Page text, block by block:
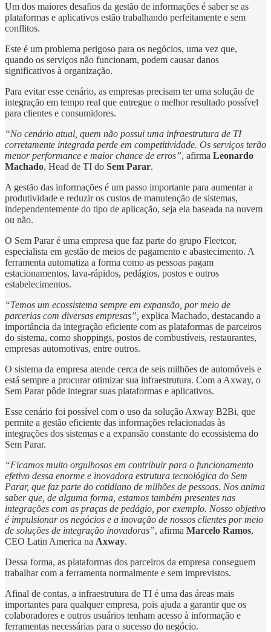
Um dos maiores desafios da gestão de informações é saber se as
plataformas e aplicativos estão trabalhando perfeitamente e sem
conflitos.
Este é um problema perigoso para os negócios, uma vez que,
quando os serviços não funcionam, podem causar danos
significativos à organização.
Para evitar esse cenário, as empresas precisam ter uma solução de
integração em tempo real que entregue o melhor resultado possível
para clientes e consumidores.
“No cenário atual, quem não possui uma infraestrutura de TI
corretamente integrada perde em competitividade. Os serviços terão
menor performance e maior chance de erros”, afirma Leonardo
Machado, Head de TI do Sem Parar.
A gestão das informações é um passo importante para aumentar a
produtividade e reduzir os custos de manutenção de sistemas,
independentemente do tipo de aplicação, seja ela baseada na nuvem
ou não.
O Sem Parar é uma empresa que faz parte do grupo Fleetcor,
especialista em gestão de meios de pagamento e abastecimento. A
ferramenta automatiza a forma como as pessoas pagam
estacionamentos, lava-rápidos, pedágios, postos e outros
estabelecimentos.
“Temos um ecossistema sempre em expansão, por meio de
parcerias com diversas empresas”, explica Machado, destacando a
importância da integração eficiente com as plataformas de parceiros
do sistema, como shoppings, postos de combustíveis, restaurantes,
empresas automotivas, entre outros.
O sistema da empresa atende cerca de seis milhões de automóveis e
está sempre a procurar otimizar sua infraestrutura. Com a Axway, o
Sem Parar pôde integrar suas plataformas e aplicativos.
Esse cenário foi possível com o uso da solução Axway B2Bi, que
permite a gestão eficiente das informações relacionadas às
integrações dos sistemas e a expansão constante do ecossistema do
Sem Parar.
“Ficamos muito orgulhosos em contribuir para o funcionamento
efetivo dessa enorme e inovadora estrutura tecnológica do Sem
Parar, que faz parte do cotidiano de milhões de pessoas. Nos anima
saber que, de alguma forma, estamos também presentes nas
integrações com as praças de pedágio, por exemplo. Nosso objetivo
é impulsionar os negócios e a inovação de nossos clientes por meio
de soluções de integração inovadoras”, afirma Marcelo Ramos,
CEO Latin America na Axway.
Dessa forma, as plataformas dos parceiros da empresa conseguem
trabalhar com a ferramenta normalmente e sem imprevistos.
Afinal de contas, a infraestrutura de TI é uma das áreas mais
importantes para qualquer empresa, pois ajuda a garantir que os
colaboradores e outros usuários tenham acesso à informação e
ferramentas necessárias para o sucesso do negócio.